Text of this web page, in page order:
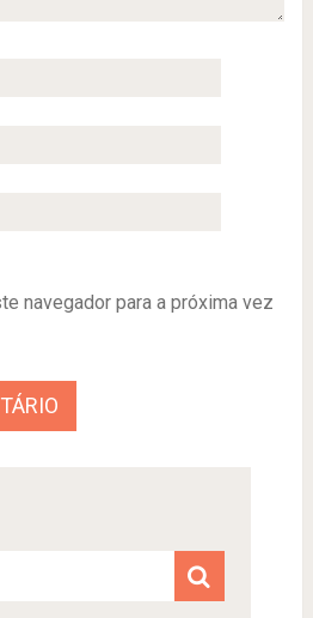
navegador para a próxima vez